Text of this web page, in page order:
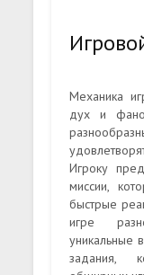
Механика
дух и
Игроку
миссии,
быстрые
игре
уникальные
задания,